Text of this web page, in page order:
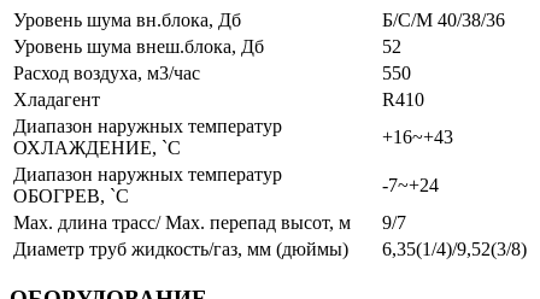
Уровень шума вн.блока, Дб
Б/С/М 40/38/36
Уровень шума внеш.блока, Дб
52
Расход воздуха, м3/час
550
Хладагент
R410
Диапазон наружных температур
ОХЛАЖДЕНИЕ, `С
+16~+43
Диапазон наружных температур
ОБОГРЕВ, `С
-7~+24
Мах. длина трасс/ Мах. перепад высот, м
9/7
Диаметр труб жидкость/газ, мм (дюймы)
6,35(1/4)/9,52(3/8)